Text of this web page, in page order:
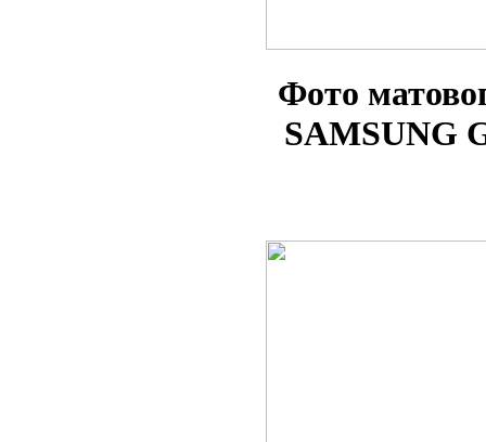
Фото
SAMSUNG